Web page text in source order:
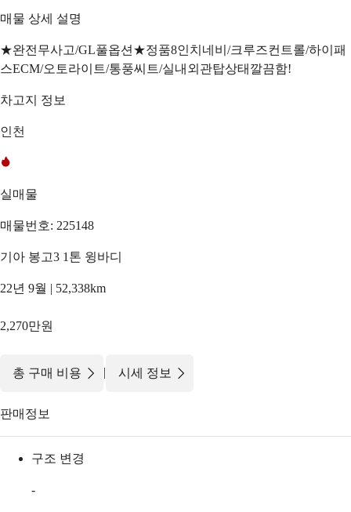
매물 상세 설명
★완전무사고/GL풀옵션★정품8인치네비/크루즈컨트롤/하이패
스ECM/오토라이트/통풍씨트/실내외관탑상태깔끔함!
차고지 정보
인천
실매물
매물번호: 225148
기아 봉고3 1톤 윙바디
22년 9월 | 52,338km
2,270만원
총 구매 비용 | 시세 정보
판매정보
구조 변경
-